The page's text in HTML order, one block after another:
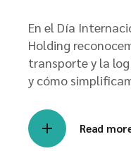
En el Día
Holding
transporte y la
y cómo
Read